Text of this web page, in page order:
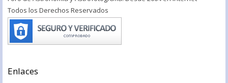
Todos los Derechos Reservados
Enlaces